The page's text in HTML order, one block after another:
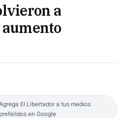
a
El Libertador a tus medios
preferidos en Google